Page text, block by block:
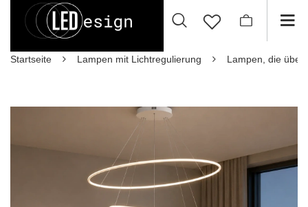
Startseite Lampen mit Lichtregulierung Lampen, die über